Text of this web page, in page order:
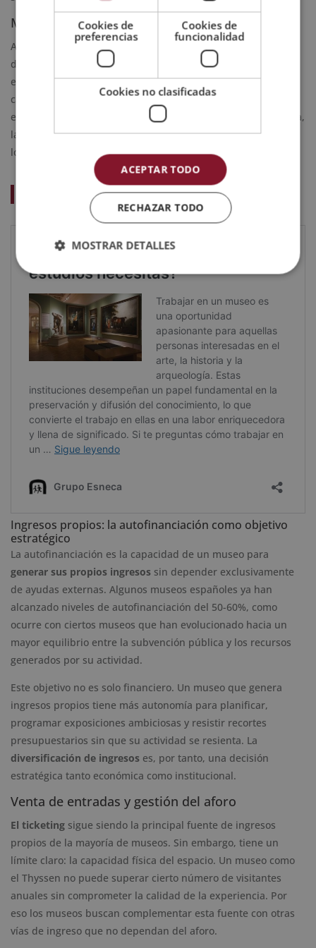
Mecenazgo vs. patrocinio: diferencias clave
Aunque se usan a menudo como sinónimos, tienen matices
diferentes.
El mecenazgo es una aportación altruista
expectativa de contraprestación directa. El patrocinio, en
cambio, implica unacuerdo más comercial
empresa espera visibilidad y retorno de marca. En la práctica,
la mayoría de acuerdos en museos combinan elementos de
los dos.
Te puede interesar:
Ingresos propios: la autofinanciación como objetivo
estratégico
La autofinanciación es la capacidad de un museo para
generar sus propios ingresos sin depender exclusivamente
de ayudas externas. Algunos museos españoles ya han
alcanzado niveles de autofinanciación del 50-60%, como
ocurre con ciertos museos que han evolucionado hacia un
mayor equilibrio entre la subvención pública y los recursos
generados por su actividad.
Este objetivo no es solo financiero. Un museo que genera
ingresos propios tiene más autonomía para planificar,
programar exposiciones ambiciosas y resistir recortes
presupuestarios sin que su actividad se resienta. La
diversificación de ingresos es, por tanto, una decisión
estratégica tanto económica como institucional.
Venta de entradas y gestión del aforo
El ticketing sigue siendo la principal fuente de ingresos
propios de la mayoría de museos. Sin embargo, tiene un
límite claro: la capacidad física del espacio. Un museo como
el Thyssen no puede superar cierto número de visitantes
anuales sin comprometer la calidad de la experiencia. Por
eso los museos buscan complementar esta fuente con otras
vías de ingreso que no dependan del aforo.
Cookies de
preferencias
Cookies de
funcionalidad
Cookies no clasificadas
ACEPTAR TODO
RECHAZAR TODO
MOSTRAR DETALLES